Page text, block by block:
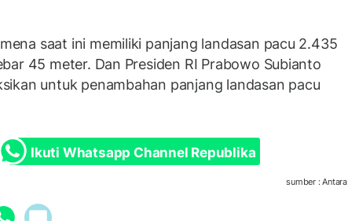
saat ini memiliki panjang landasan pacu 2.435
45 meter. Dan Presiden RI Prabowo Subianto
untuk penambahan panjang landasan pacu
Ikuti Whatsapp Channel Republika
sumber : Antara